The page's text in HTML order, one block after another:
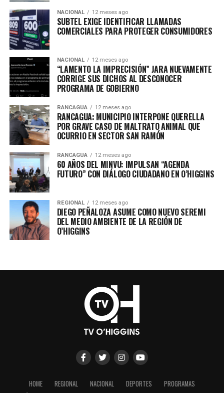
NACIONAL 12 meses ago
SUBTEL EXIGE IDENTIFICAR LLAMADAS
COMERCIALES PARA PROTEGER CONSUMIDORES
NACIONAL 12 meses ago
“LAMENTO LA IMPRECISIÓN” JARA NUEVAMENTE
CORRIGE SUS DICHOS AL DESCONOCER
PROGRAMA DE GOBIERNO
RANCAGUA 12 meses ago
RANCAGUA: MUNICIPIO INTERPONE QUERELLA
POR GRAVE CASO DE MALTRATO ANIMAL QUE
OCURRIO EN SECTOR SAN RAMÓN
RANCAGUA 12 meses ago
60 AÑOS DEL MINVU: IMPULSAN “AGENDA
FUTURO” CON DIÁLOGO CIUDADANO EN O’HIGGINS
REGIONAL 12 meses ago
DIEGO PEÑALOZA ASUME COMO NUEVO SEREMI
DEL MEDIO AMBIENTE DE LA REGIÓN DE
O’HIGGINS
HOME REGIONAL NACIONAL DEPORTES
PROGRAMAS